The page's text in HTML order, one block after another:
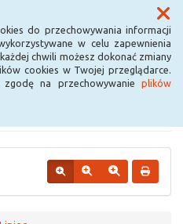
do przechowywania informacji
w celu zapewnienia
chwili możesz dokonać zmiany
cookies w Twojej przeglądarce.
na przechowywanie plików
Menu
w